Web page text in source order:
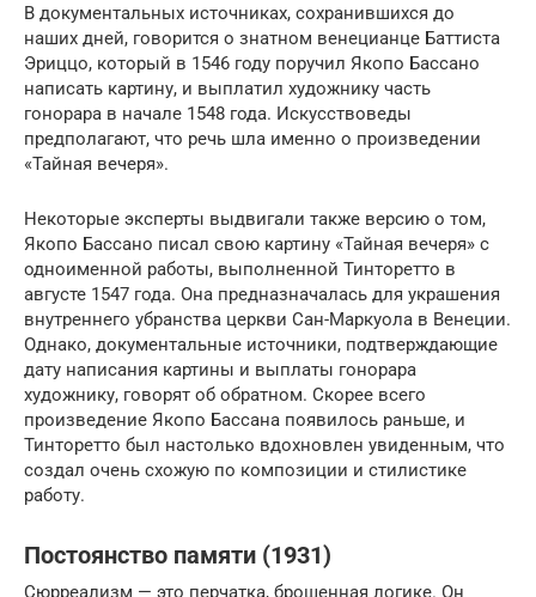
В документальных источниках, сохранившихся до
наших дней, говорится о знатном венецианце Баттиста
Эриццо, который в 1546 году поручил Якопо Бассано
написать картину, и выплатил художнику часть
гонорара в начале 1548 года. Искусствоведы
предполагают, что речь шла именно о произведении
«Тайная вечеря».
Некоторые эксперты выдвигали также версию о том,
Якопо Бассано писал свою картину «Тайная вечеря» с
одноименной работы, выполненной Тинторетто в
августе 1547 года. Она предназначалась для украшения
внутреннего убранства церкви Сан-Маркуола в Венеции.
Однако, документальные источники, подтверждающие
дату написания картины и выплаты гонорара
художнику, говорят об обратном. Скорее всего
произведение Якопо Бассана появилось раньше, и
Тинторетто был настолько вдохновлен увиденным, что
создал очень схожую по композиции и стилистике
работу.
Постоянство памяти (1931)
Сюрреализм — это перчатка, брошенная логике. Он